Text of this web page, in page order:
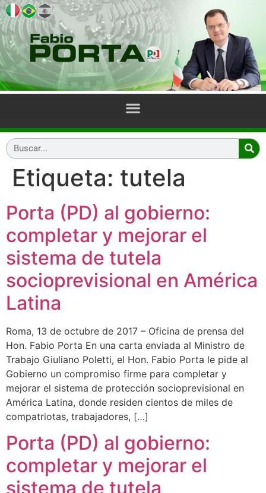
Etiqueta: tutela
Porta (PD) al gobierno:
completar y mejorar el
sistema de tutela
socioprevisional en América
Latina
Roma, 13 de octubre de 2017 – Oficina de prensa del
Hon. Fabio Porta En una carta enviada al Ministro de
Trabajo Giuliano Poletti, el Hon. Fabio Porta le pide al
Gobierno un compromiso firme para completar y
mejorar el sistema de protección socioprevisional en
América Latina, donde residen cientos de miles de
compatriotas, trabajadores, […]
Porta (PD) al gobierno:
completar y mejorar el
sistema de tutela